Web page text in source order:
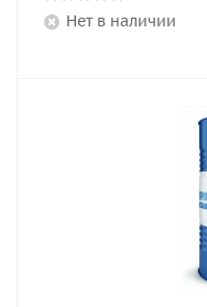
Нет в наличии